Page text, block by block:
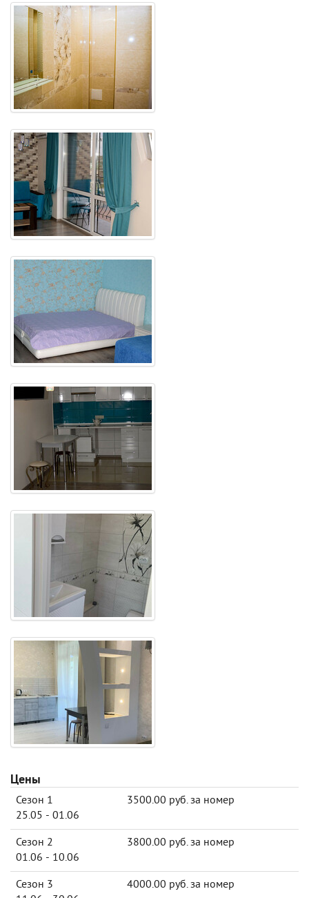
Цены
Сезон 1
25.05 - 01.06
3500.00 руб. за номер
Сезон 2
01.06 - 10.06
3800.00 руб. за номер
Сезон 3
4000.00 руб. за номер